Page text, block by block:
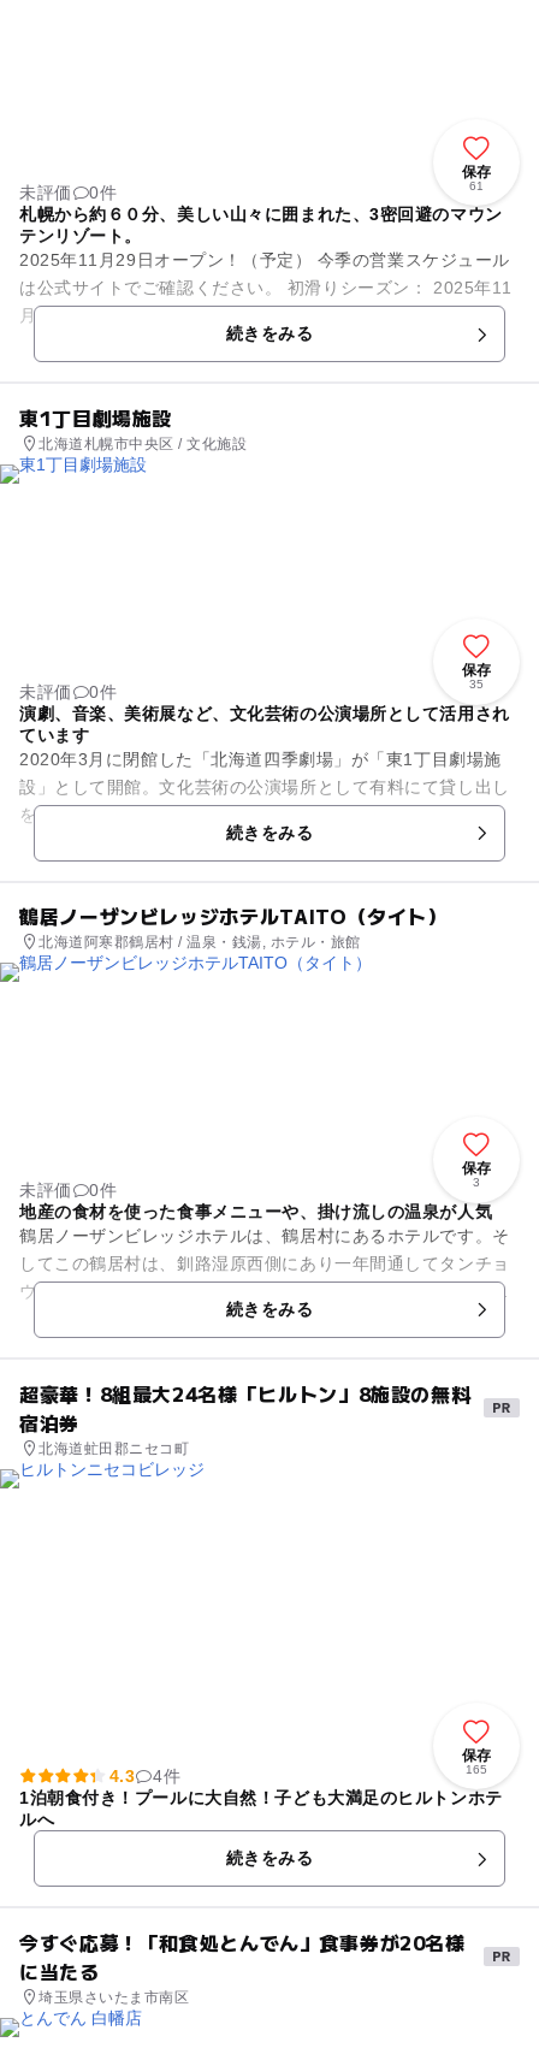
保存
61
未評価
0件
札幌から約６０分、美しい山々に囲まれた、3密回避のマウン
テンリゾート。
2025年11月29日オープン！（予定） 今季の営業スケジュール
は公式サイトでご確認ください。 初滑りシーズン： 2025年11
月29日～12月12日 ハイシーズン ： 2025年12...
続きをみる
東1丁目劇場施設
北海道札幌市中央区 / 文化施設
保存
35
未評価
0件
演劇、音楽、美術展など、文化芸術の公演場所として活用され
ています
2020年3月に閉館した「北海道四季劇場」が「東1丁目劇場施
設」として開館。文化芸術の公演場所として有料にて貸し出し
を行っています。客席数は941席。演劇やコンサート、古典芸
続きをみる
鶴居ノーザンビレッジホテルTAITO（タイト）
北海道阿寒郡鶴居村 / 温泉・銭湯, ホテル・旅館
保存
3
未評価
0件
地産の食材を使った食事メニューや、掛け流しの温泉が人気
鶴居ノーザンビレッジホテルは、鶴居村にあるホテルです。そ
してこの鶴居村は、釧路湿原西側にあり一年間通してタンチョ
ウを見ることができる貴重なスポットとして知られています。
ホテルは、ロッジテイストで...続きをみる
超豪華！8組最大24名様「ヒルトン」8施設の無料
宿泊券
北海道虻田郡ニセコ町
保存
165
4.3
4件
1泊朝食付き！プールに大自然！子ども大満足のヒルトンホテ
ルへ
続きをみる
今すぐ応募！「和食処とんでん」食事券が20名様
に当たる
埼玉県さいたま市南区